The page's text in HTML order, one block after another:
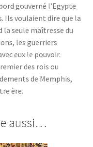
gouverné l’Egypte
Ils voulaient dire que la
la seule maîtresse du
les guerriers
eux le pouvoir.
des rois ou
de Memphis,
ère.
aussi…